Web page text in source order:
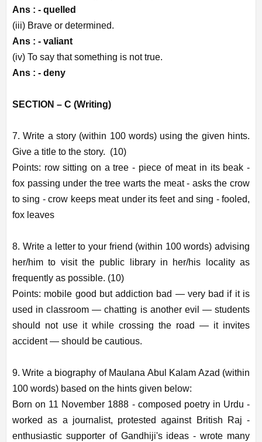
Ans : - quelled
(iii) Brave or determined.
Ans : - valiant
(iv) To say that something is not true.
Ans : - deny
SECTION – C (Writing)
7. Write a story (within 100 words) using the given hints.
Give a title to the story. (10)
Points: row sitting on a tree - piece of meat in its beak -
fox passing under the tree warts the meat - asks the crow
to sing - crow keeps meat under its feet and sing - fooled,
fox leaves
8. Write a letter to your friend (within 100 words) advising
her/him to visit the public library in her/his locality as
frequently as possible. (10)
Points: mobile good but addiction bad — very bad if it is
used in classroom — chatting is another evil — students
should not use it while crossing the road — it invites
accident — should be cautious.
9. Write a biography of Maulana Abul Kalam Azad (within
100 words) based on the hints given below:
Born on 11 November 1888 - composed poetry in Urdu -
worked as a journalist, protested against British Raj -
enthusiastic supporter of Gandhiji's ideas - wrote many